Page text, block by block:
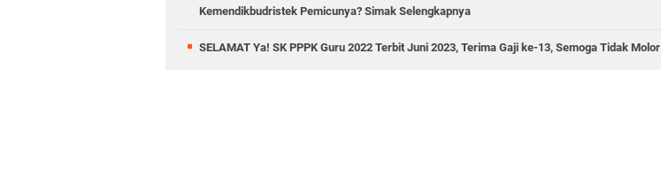
Kemendikbudristek Pemicunya? Simak Selengkapnya
SELAMAT Ya! SK PPPK Guru 2022 Terbit Juni 2023, Terima Gaji ke-13, Semoga Tidak Molor